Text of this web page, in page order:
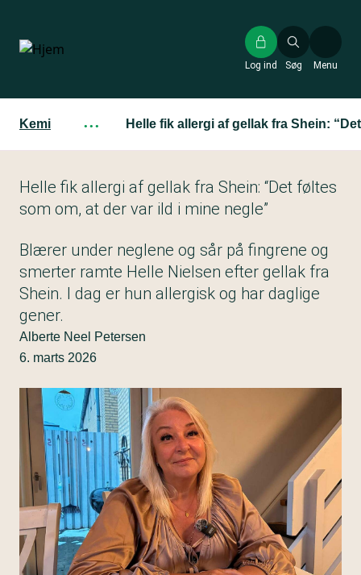
hovedindhold
Søg
Log ind Menu
Kemi ··· Helle fik allergi af gellak fra Shein:
Helle fik allergi af gellak fra Shein: “Det føltes
som om, at der var ild i mine negle”
Blærer under neglene og sår på fingrene og
smerter ramte Helle Nielsen efter gellak fra
Shein. I dag er hun allergisk og har daglige
gener.
Alberte Neel Petersen
6. marts 2026